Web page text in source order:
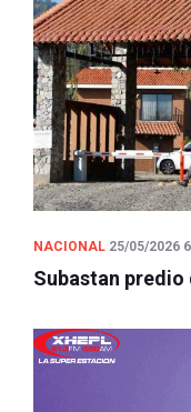
NACIONAL 25/05/2026
Subastan predio